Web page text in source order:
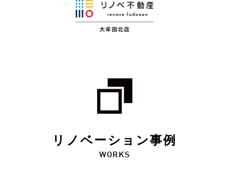
リノベーション事例
WORKS